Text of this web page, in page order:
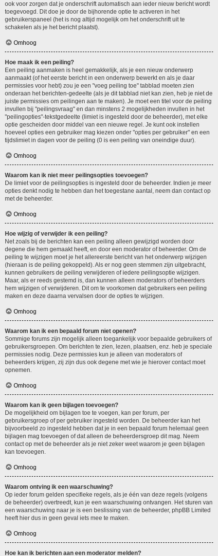
ook voor zorgen dat je onderschrift automatisch aan ieder nieuw bericht wordt
toegevoegd. Dit doe je door de bijhorende optie te activeren in het
gebruikerspaneel (het is nog altijd mogelijk om het onderschrift uit te
schakelen als je het bericht plaatst).
Omhoog
Hoe maak ik een peiling?
Een peiling aanmaken is heel gemakkelijk, als je een nieuw onderwerp
aanmaakt (of het eerste bericht in een onderwerp bewerkt en als je daar
permissies voor hebt) zou je een "voeg peiling toe" tabblad moeten zien
onderaan het berichten-gedeelte (als je dit tabblad niet kan zien, heb je niet de
juiste permissies om peilingen aan te maken). Je moet een titel voor de peiling
invullen bij "peilingsvraag" en dan minstens 2 mogelijkheden invullen in het
"peilingopties"-tekstgedeelte (limiet is ingesteld door de beheerder), met elke
optie gescheiden door middel van een nieuwe regel. Je kunt ook instellen
hoeveel opties een gebruiker mag kiezen onder "opties per gebruiker" en een
tijdslimiet in dagen voor de peiling (0 is een peiling van oneindige duur).
Omhoog
Waarom kan ik niet meer peilingsopties toevoegen?
De limiet voor de peilingsopties is ingesteld door de beheerder. Indien je meer
opties denkt nodig te hebben dan het toegestane aantal, neem dan contact op
met de beheerder.
Omhoog
Hoe wijzig of verwijder ik een peiling?
Net zoals bij de berichten kan een peiling alleen gewijzigd worden door
degene die hem gemaakt heeft, en door een moderator of beheerder. Om de
peiling te wijzigen moet je het allereerste bericht van het onderwerp wijzigen
(hieraan is de peiling gekoppeld). Als er nog geen stemmen zijn uitgebracht,
kunnen gebruikers de peiling verwijderen of iedere peilingsoptie wijzigen.
Maar, als er reeds gestemd is, dan kunnen alleen moderators of beheerders
hem wijzigen of verwijderen. Dit om te voorkomen dat gebruikers een peiling
maken en deze daarna vervalsen door de opties te wijzigen.
Omhoog
Waarom kan ik een bepaald forum niet openen?
Sommige forums zijn mogelijk alleen toegankelijk voor bepaalde gebruikers of
gebruikersgroepen. Om berichten te zien, lezen, plaatsen, enz. heb je speciale
permissies nodig. Deze permissies kun je alleen van moderators of
beheerders krijgen, zij zijn dus ook degene met wie je hierover contact moet
opnemen.
Omhoog
Waarom kan ik geen bijlagen toevoegen?
De mogelijkheid om bijlagen toe te voegen, kan per forum, per
gebruikersgroep of per gebruiker ingesteld worden. De beheerder kan het
bijvoorbeeld zo ingesteld hebben dat je in een bepaald forum helemaal geen
bijlagen mag toevoegen of dat alleen de beheerdersgroep dit mag. Neem
contact op met de beheerder als je niet zeker weet waarom je geen bijlagen
kan toevoegen.
Omhoog
Waarom ontving ik een waarschuwing?
Op ieder forum gelden specifieke regels, als je één van deze regels (volgens
de beheerder) overtreedt, kun je een waarschuwing ontvangen. Het sturen van
een waarschuwing naar je is een beslissing van de beheerder, phpBB Limited
heeft hier dus in geen geval iets mee te maken.
Omhoog
Hoe kan ik berichten aan een moderator melden?